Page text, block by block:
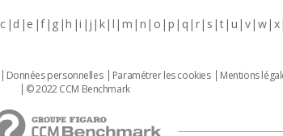
c d e f g h i j k l m n o p q r s t u v w x
Données personnelles Paramétrer les cookies Mentions
© 2022 CCM Benchmark